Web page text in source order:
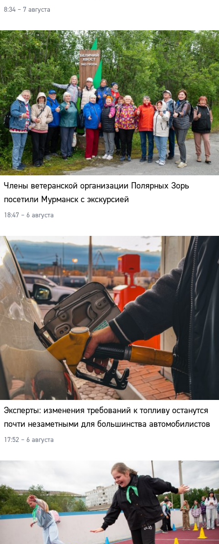
8:34 – 7 августа
Члены ветеранской организации Полярных Зорь
посетили Мурманск с экскурсией
18:47 – 6 августа
Эксперты: изменения требований к топливу останутся
почти незаметными для большинства автомобилистов
17:52 – 6 августа